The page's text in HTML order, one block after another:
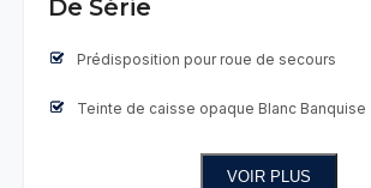
De Série
Prédisposition pour roue de secours
Teinte de caisse opaque Blanc Banquise
VOIR PLUS